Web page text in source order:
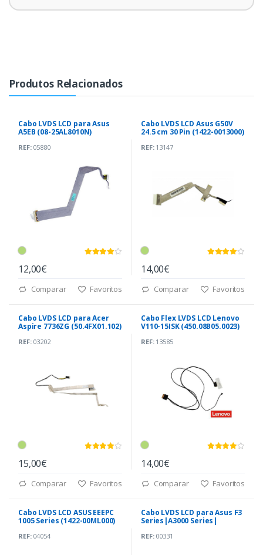
Produtos Relacionados
Cabo LVDS LCD para Asus
A5EB (08-25AL8010N)
REF:05880
12,00€
Comparar Favoritos
Cabo LVDS LCD Asus G50V
24.5 cm 30 Pin (1422-0013000)
REF:13147
14,00€
Comparar Favoritos
Cabo LVDS LCD para Acer
Aspire 7736ZG (50.4FX01.102)
REF:03202
15,00€
Comparar Favoritos
Cabo Flex LVDS LCD Lenovo
V110-15ISK (450.08B05.0023)
REF:13585
14,00€
Comparar Favoritos
Cabo LVDS LCD ASUS EEEPC
1005 Series (1422-00ML000)
REF:04054
Cabo LVDS LCD para Asus F3
Series|A3000 Series|
REF:00331